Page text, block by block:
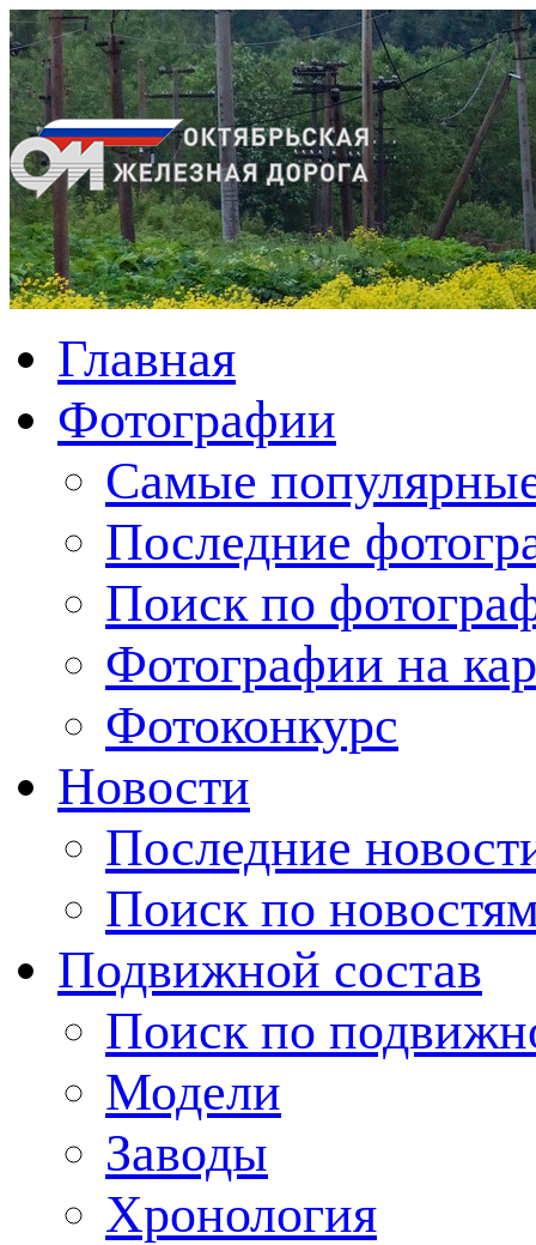
Главная
Фотографии
Cамые
Последние
Поиск по
Фотографии на
Фотоконкурс
Новости
Последние
Поиск по
Подвижной состав
Поиск по
Модели
Заводы
Хронология